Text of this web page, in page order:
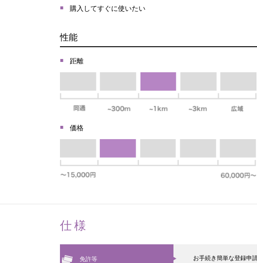
購入してすぐに使いたい
性能
距離
価格
仕様
免許等 お手続き簡単な登録申